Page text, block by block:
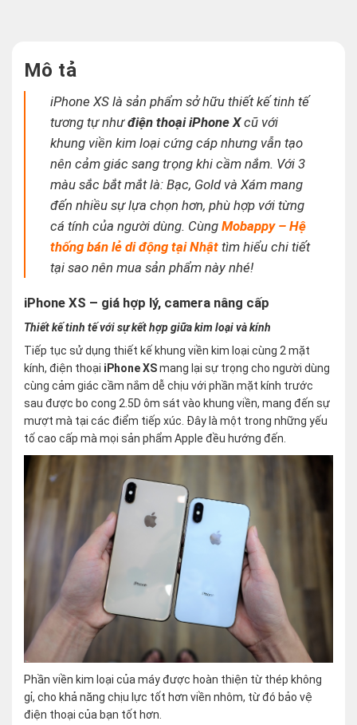
Mô tả
iPhone XS là sản phẩm sở hữu thiết kế tinh tế
tương tự nhưđiện thoại iPhone Xcũ với
khung viền kim loại cứng cáp nhưng vẫn tạo
nên cảm giác sang trọng khi cầm nắm. Với 3
màu sắc bắt mắt là: Bạc, Gold và Xám mang
đến nhiều sự lựa chọn hơn, phù hợp với từng
cá tính của người dùng. CùngMobappy – Hệ
thống bán lẻ di động tại Nhật tìm hiểu chi tiết
tại sao nên mua sản phẩm này nhé!
iPhone XS – giá hợp lý, camera nâng cấp
Thiết kế tinh tế với sự kết hợp giữa kim loại và kính
Tiếp tục sử dụng thiết kế khung viền kim loại cùng 2 mặt
kính, điện thoại iPhone XSmang lại sự trọng cho người dùng
cùng cảm giác cầm nắm dễ chịu với phần mặt kính trước
sau được bo cong 2.5D ôm sát vào khung viền, mang đến sự
mượt mà tại các điểm tiếp xúc. Đây là một trong những yếu
tố cao cấp mà mọi sản phẩm Apple đều hướng đến.
Phần viền kim loại của máy được hoàn thiện từ thép không
gỉ, cho khả năng chịu lực tốt hơn viền nhôm, từ đó bảo vệ
điện thoại của bạn tốt hơn.